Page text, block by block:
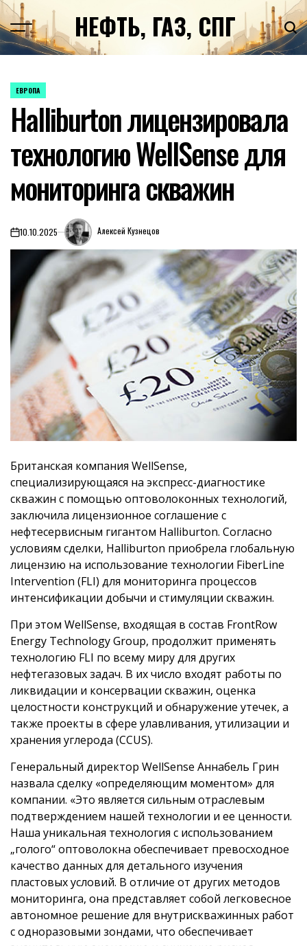
Перейти
к
содержимомуНЕФТЬ, ГАЗ, СПГ
ОПУБЛИКОВАНО
ЕВРОПА
Halliburton лицензировала
технологию WellSense для
мониторинга скважин
on10.10.2025 Алексей Кузнецов
Британская компания WellSense,
специализирующаяся на экспресс-диагностике
скважин с помощью оптоволоконных технологий,
заключила лицензионное соглашение с
нефтесервисным гигантом Halliburton. Согласно
условиям сделки, Halliburton приобрела глобальную
лицензию на использование технологии FiberLine
Intervention (FLI) для мониторинга процессов
интенсификации добычи и стимуляции скважин.
При этом WellSense, входящая в состав FrontRow
Energy Technology Group, продолжит применять
технологию FLI по всему миру для других
нефтегазовых задач. В их число входят работы по
ликвидации и консервации скважин, оценка
целостности конструкций и обнаружение утечек, а
также проекты в сфере улавливания, утилизации и
хранения углерода (CCUS).
Генеральный директор WellSense Аннабель Грин
назвала сделку «определяющим моментом» для
компании. «Это является сильным отраслевым
подтверждением нашей технологии и ее ценности.
Наша уникальная технология с использованием
„голого“ оптоволокна обеспечивает превосходное
качество данных для детального изучения
пластовых условий. В отличие от других методов
мониторинга, она представляет собой легковесное
автономное решение для внутрискважинных работ
с одноразовыми зондами, что обеспечивает